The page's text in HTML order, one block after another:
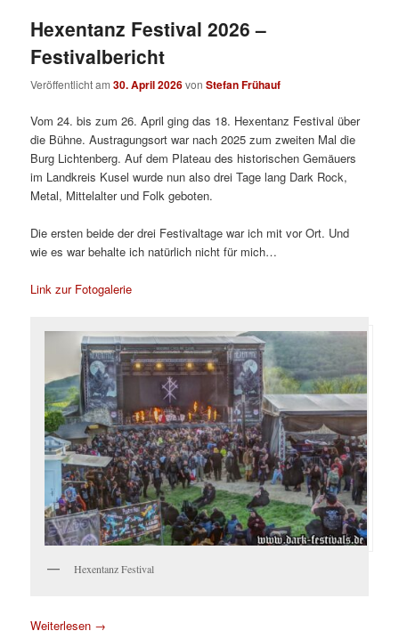
Hexentanz Festival 2026 –
Festivalbericht
Veröffentlicht am30. April 2026vonStefan Frühauf
Vom 24. bis zum 26. April ging das 18. Hexentanz Festival über
die Bühne. Austragungsort war nach 2025 zum zweiten Mal die
Burg Lichtenberg. Auf dem Plateau des historischen Gemäuers
im Landkreis Kusel wurde nun also drei Tage lang Dark Rock,
Metal, Mittelalter und Folk geboten.
Die ersten beide der drei Festivaltage war ich mit vor Ort. Und
wie es war behalte ich natürlich nicht für mich…
Link zur Fotogalerie
Hexentanz Festival
Weiterlesen →